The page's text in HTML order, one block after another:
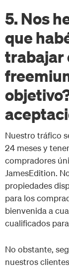
5. Nos
que
trabajar
Nuestro tráfico
24 meses y
compradores
JamesEdition.
propiedades
para los
bienvenida a
cualificados
No obstante,
nuestros